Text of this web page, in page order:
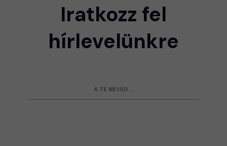
Iratkozz fel
hírlevelünkre